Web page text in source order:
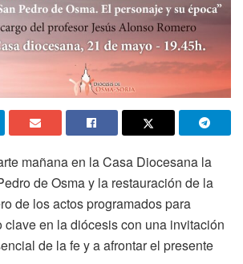
mañana en la Casa Diocesana la
de Osma y la restauración de la
de los actos programados para
clave en la diócesis con una invitación
de la fe y a afrontar el presente